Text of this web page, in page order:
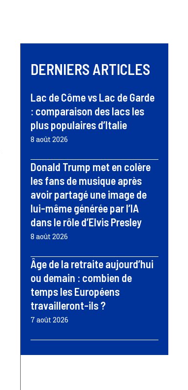
DERNIERS ARTICLES
Lac de Côme vs Lac de Garde
: comparaison des lacs les
plus populaires d’Italie
8 août 2026
Donald Trump met en colère
les fans de musique après
avoir partagé une image de
lui-même générée par l’IA
dans le rôle d’Elvis Presley
8 août 2026
Âge de la retraite aujourd’hui
ou demain : combien de
temps les Européens
travailleront-ils ?
7 août 2026